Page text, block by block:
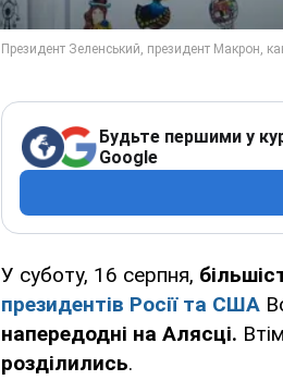
Будьте першими у
Google
У суботу, 16 серпня,
президентів Росії та США
напередодні на Алясці.
розділились.